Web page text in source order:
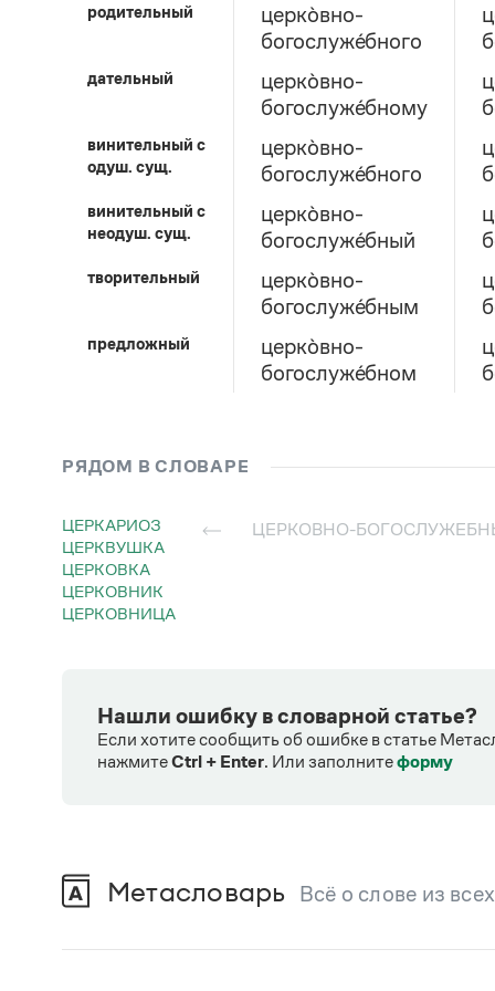
родительный
церко̀вно-
богослуже́бного
дательный
церко̀вно-
богослуже́бному
винительный c
одуш. сущ.
церко̀вно-
богослуже́бного
винительный c
неодуш. сущ.
церко̀вно-
богослуже́бный
творительный
церко̀вно-
богослуже́бным
предложный
церко̀вно-
богослуже́бном
РЯДОМ В СЛОВАРЕ
ЦЕРКАРИОЗ
ЦЕРКВУШКА
ЦЕРКОВКА
ЦЕРКОВНИК
ЦЕРКОВНИЦА
ЦЕРКОВНО-
Нашли ошибку в словарной статье?
Если хотите сообщить об ошибке в статье
нажмитеCtrl + Enter. Или заполнитеформу
Метасловарь Всё о слове из
В метасловаре Грамоты в удобном виде